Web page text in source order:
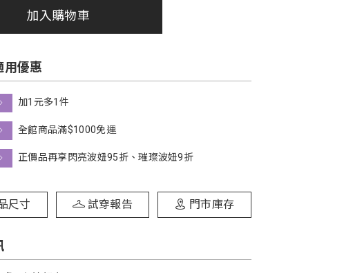
加入購物車
用優惠
加1元多1件
全館商品滿$1000免運
正價品再享閃亮波妞95折、璀璨波妞9折
尺寸 試穿報告 門市庫存